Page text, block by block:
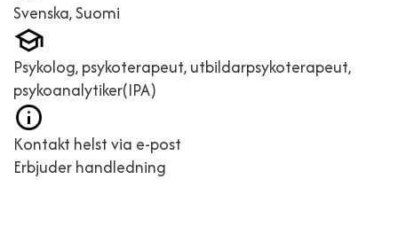
Svenska, Suomi
Psykolog, psykoterapeut, utbildarpsykoterapeut,
psykoanalytiker(IPA)
Kontakt helst via e-post
Erbjuder handledning